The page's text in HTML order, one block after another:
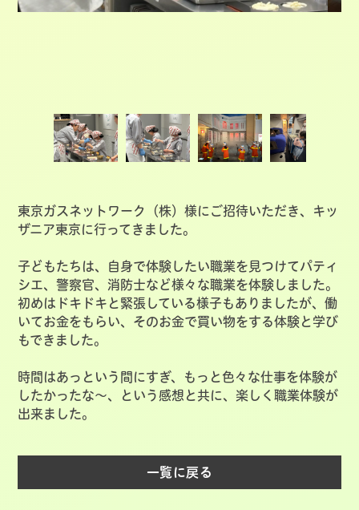
東京ガスネットワーク（株）様にご招待いただき、キッ
ザニア東京に行ってきました。
子どもたちは、自身で体験したい職業を見つけてパティ
シエ、警察官、消防士など様々な職業を体験しました。
初めはドキドキと緊張している様子もありましたが、働
いてお金をもらい、そのお金で買い物をする体験と学び
もできました。
時間はあっという間にすぎ、もっと色々な仕事を体験が
したかったな～、という感想と共に、楽しく職業体験が
出来ました。
一覧に戻る